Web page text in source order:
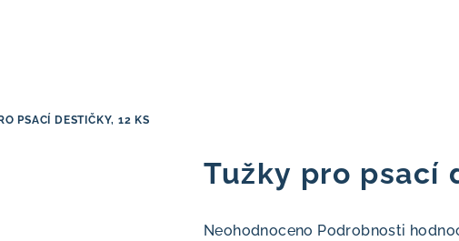
PSACÍ DESTIČKY, 12 KS
Tužky pro psací
Průměrné
Neohodnoceno Podrobnosti